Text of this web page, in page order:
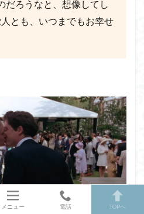
だろうなと、想像してし
とも、いつまでもお幸せ
メニュー 電話 TOPへ